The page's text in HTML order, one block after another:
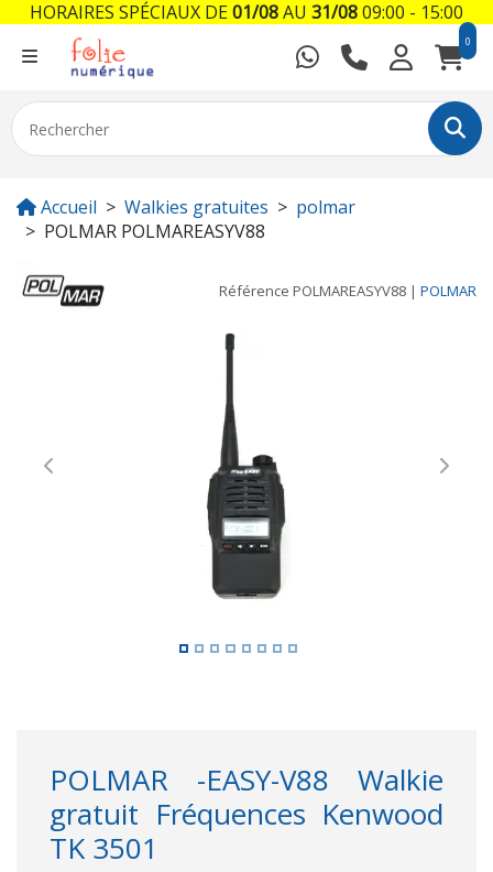
0
Accueil Walkies gratuites
polmar
POLMAR POLMAREASYV88
Référence POLMAREASYV88 | POLMAR
Previous Next
POLMAR -EASY-V88 Walkie
gratuit Fréquences Kenwood
TK 3501
HORAIRES SPÉCIAUX DE01/08AU 31/0809:00 - 15:00